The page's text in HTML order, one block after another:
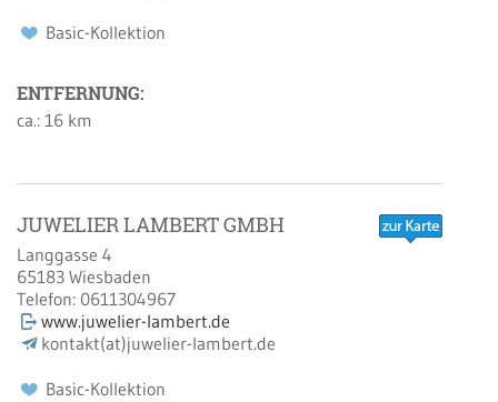
Basic-Kollektion
ENTFERNUNG:
ca.: 16 km
JUWELIER LAMBERT GMBH
Langgasse 4
65183 Wiesbaden
Telefon: 0611304967
www.juwelier-lambert.de
kontakt(at)juwelier-lambert.de
Basic-Kollektion